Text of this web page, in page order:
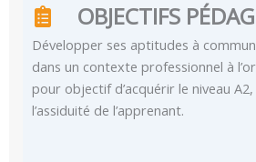
OBJECTIFS
Développer ses aptitudes à
dans un contexte professionnel à
pour objectif d’acquérir le niveau
l’assiduité de l’apprenant.